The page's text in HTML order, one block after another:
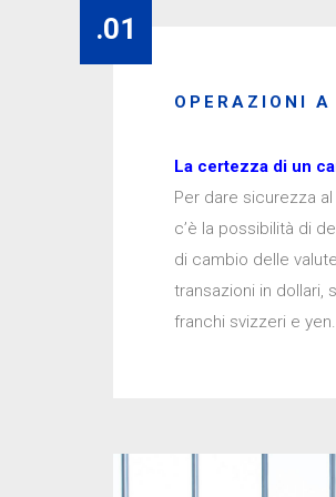
OPERAZIONI
La certezza di un
Per dare sicurezza
c’è la possibilità di
di cambio delle
transazioni in dollari,
franchi svizzeri e
Chi importa,
dei cambi per gli
chi ha crediti o debiti
possibile aprire
.01